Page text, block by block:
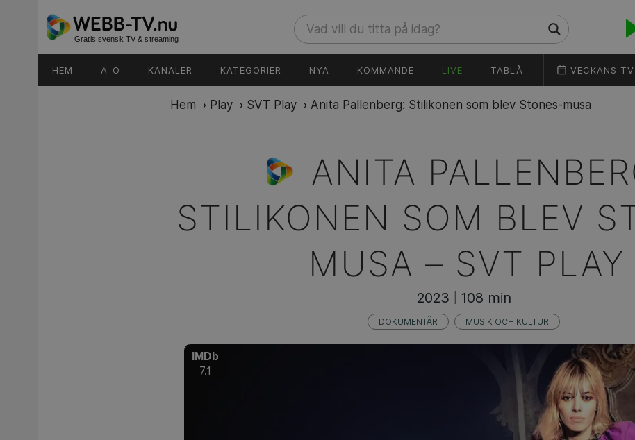
Gratis svensk TV & streaming
HEM A-Ö KANALER KATEGORIER NYA KOMMANDE LIVE TABLÅ VECKANS TV
Hem › Play › SVT Play › Anita Pallenberg: Stilikonen som blev Stones-musa
ANITA
STILIKONEN SOM BLEV
MUSA – SVT PLAY
2023 108 min
DOKUMENTÄR MUSIK OCH KULTUR
IMDb
7.1